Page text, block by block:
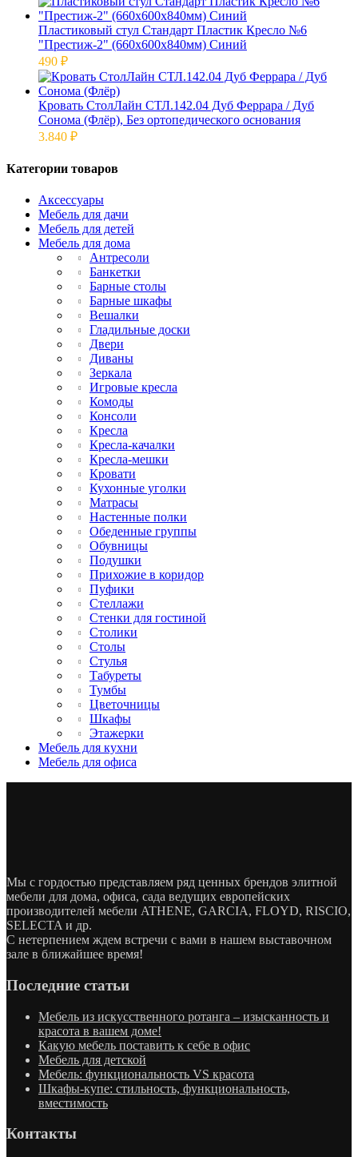
Пластиковый стул Стандарт Пластик Кресло №6
"Престиж-2" (660x600x840мм) Синий
490 ₽
Кровать СтолЛайн СТЛ.142.04 Дуб Феррара / Дуб
Сонома (Флёр), Без ортопедического основания
3.840 ₽
Категории товаров
Аксессуары
Мебель для дачи
Мебель для детей
Мебель для дома
Антресоли
Банкетки
Барные столы
Барные шкафы
Вешалки
Гладильные доски
Двери
Диваны
Зеркала
Игровые кресла
Комоды
Консоли
Кресла
Кресла-качалки
Кресла-мешки
Кровати
Кухонные уголки
Матрасы
Настенные полки
Обеденные группы
Обувницы
Подушки
Прихожие в коридор
Пуфики
Стеллажи
Стенки для гостиной
Столики
Столы
Стулья
Табуреты
Тумбы
Цветочницы
Шкафы
Этажерки
Мебель для кухни
Мебель для офиса
Мы с гордостью представляем ряд ценных брендов элитной
мебели для дома, офиса, сада ведущих европейских
производителей мебели ATHENE, GARCIA, FLOYD, RISCIO,
SELECTA и др.
С нетерпением ждем встречи с вами в нашем выставочном
зале в ближайшее время!
Последние статьи
Мебель из искусственного ротанга – изысканность и
красота в вашем доме!
Какую мебель поставить к себе в офис
Мебель для детской
Мебель: функциональность VS красота
Шкафы-купе: стильность, функциональность,
вместимость
Контакты